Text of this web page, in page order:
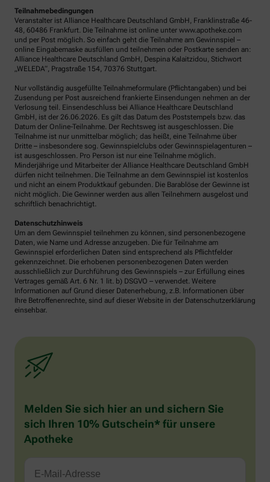
Teilnahmebedingungen
Veranstalter ist Alliance Healthcare Deutschland GmbH, Franklinstraße 46-
48, 60486 Frankfurt. Die Teilnahme ist online unter www.apotheke.com
und per Post möglich. So einfach geht die Teilnahme am Gewinnspiel –
online Eingabemaske ausfüllen und teilnehmen oder Postkarte senden an:
Alliance Healthcare Deutschland GmbH, Despina Kalaitzidou, Stichwort
„WELEDA“, Pragstraße 154, 70376 Stuttgart.
Nur vollständig ausgefüllte Teilnahmeformulare (Pflichtangaben) und bei
Zusendung per Post ausreichend frankierte Einsendungen nehmen an der
Verlosung teil. Einsendeschluss bei Alliance Healthcare Deutschland
GmbH, ist der 26.06.2026. Es gilt das Datum des Poststempels bzw. das
Datum der Online-Teilnahme. Der Rechtsweg ist ausgeschlossen. Die
Teilnahme ist nur unmittelbar möglich; das heißt, eine Teilnahme über
Dritte – insbesondere sog. Gewinnspielclubs oder Gewinnspielagenturen –
ist ausgeschlossen. Pro Person ist nur eine Teilnahme möglich.
Minderjährige und Mitarbeiter der Alliance Healthcare Deutschland GmbH
dürfen nicht teilnehmen. Die Teilnahme an dem Gewinnspiel ist kostenlos
und nicht an einem Produktkauf gebunden. Die Barablöse der Gewinne ist
nicht möglich. Die Gewinner werden aus allen Teilnehmern ausgelost und
schriftlich benachrichtigt.
Datenschutzhinweis
Um an dem Gewinnspiel teilnehmen zu können, sind personenbezogene
Daten, wie Name und Adresse anzugeben. Die für Teilnahme am
Gewinnspiel erforderlichen Daten sind entsprechend als Pflichtfelder
gekennzeichnet. Die erhobenen personenbezogenen Daten werden
ausschließlich zur Durchführung des Gewinnspiels – zur Erfüllung eines
Vertrages gemäß Art. 6 Nr. 1 lit. b) DSGVO – verwendet. Weitere
Informationen auf Grund dieser Datenerhebung, z.B. Informationen über
Ihre Betroffenenrechte, sind auf dieser Website in der Datenschutzerklärung
einsehbar.
Melden Sie sich hier an und sichern Sie
sich Ihren 10% Gutschein* für unsere
Apotheke